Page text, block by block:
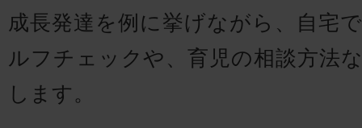
成長発達を例に挙げながら、自宅
ルフチェックや、育児の相談方法
します。